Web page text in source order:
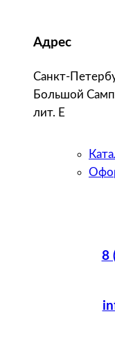
Адрес
Санкт-
Большой
лит. Е
8